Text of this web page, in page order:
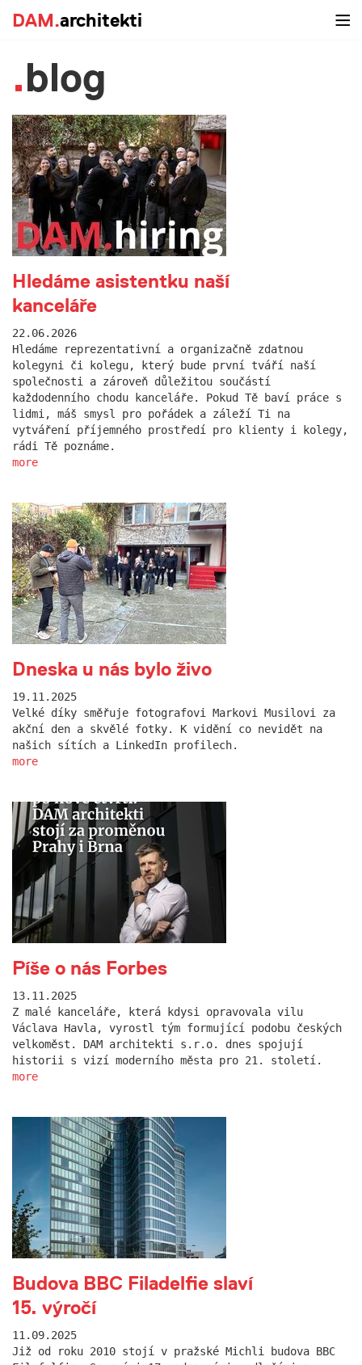
DAM.architekti
blog
Hledáme asistentku naší
kanceláře
22.06.2026
Hledáme reprezentativní a organizačně zdatnou
kolegyni či kolegu, který bude první tváří naší
společnosti a zároveň důležitou součástí
každodenního chodu kanceláře. Pokud Tě baví práce s
lidmi, máš smysl pro pořádek a záleží Ti na
vytváření příjemného prostředí pro klienty i kolegy,
rádi Tě poznáme.
more
Dneska u nás bylo živo
19.11.2025
Velké díky směřuje fotografovi Markovi Musilovi za
akční den a skvělé fotky. K vidění co nevidět na
našich sítích a LinkedIn profilech.
more
Píše o nás Forbes
13.11.2025
Z malé kanceláře, která kdysi opravovala vilu
Václava Havla, vyrostl tým formující podobu českých
velkoměst. DAM architekti s.r.o. dnes spojují
historii s vizí moderního města pro 21. století.
more
Budova BBC Filadelfie slaví
15. výročí
11.09.2025
Již od roku 2010 stojí v pražské Michli budova BBC